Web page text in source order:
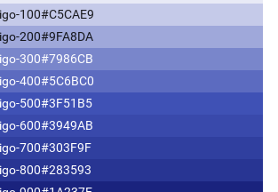
100#C5CAE9
200#9FA8DA
300#7986CB
400#5C6BC0
500#3F51B5
600#3949AB
700#303F9F
800#283593